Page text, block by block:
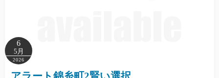
6
5月
2026